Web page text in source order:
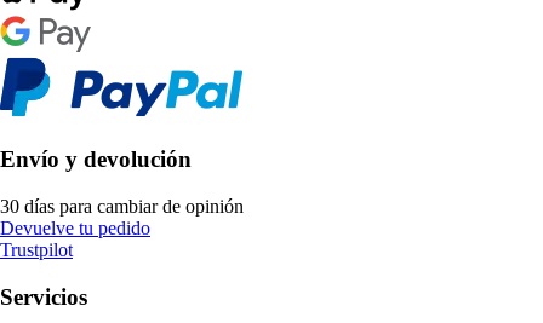
Envío y devolución
30 días para cambiar de opinión
Devuelve tu pedido
Trustpilot
Servicios